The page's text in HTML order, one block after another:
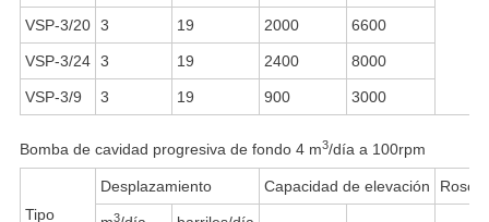
VSP-3/20 3 19 2000 6600
VSP-3/24 3 19 2400 8000
VSP-3/9 3 19 900 3000
Bomba de cavidad progresiva de fondo 4 m3/día a 100rpm
Tipo
Desplazamiento Capacidad de elevación Rosca
3